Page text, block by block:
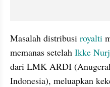
Masalah distribusi royalti
memanas setelah Ikke
dari LMK ARDI
Indonesia), meluapkan